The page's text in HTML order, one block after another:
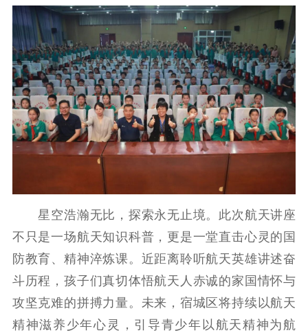
科研创新
服务管理平台
智库服务
管理平台
文艺创作
服务管理
文化产业
统计分析
数字出版
审读服务
新闻发布工作备
案管理系统
电影
服务
理论宣讲
共建共享平台
政工继续教育学
习平台
责任编辑注册
业务申报系统
星空浩瀚无比，探索永无止境。此次航天讲座
不只是一场航天知识科普，更是一堂直击心灵的国
防教育、精神淬炼课。近距离聆听航天英雄讲述奋
斗历程，孩子们真切体悟航天人赤诚的家国情怀与
攻坚克难的拼搏力量。未来，宿城区将持续以航天
精神滋养少年心灵，引导青少年以航天精神为航